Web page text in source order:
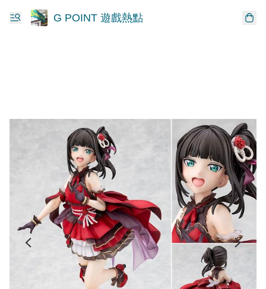
G POINT 遊戲熱點